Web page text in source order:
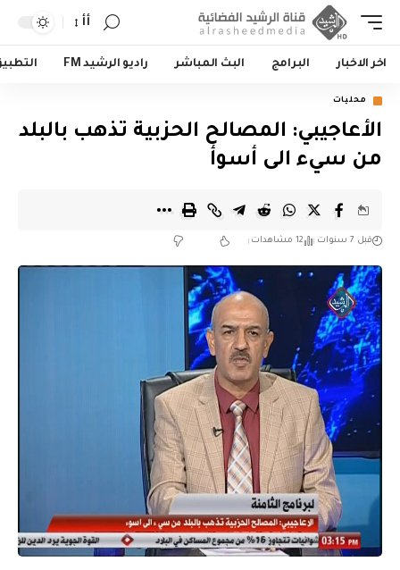
أأ
اخر الاخبار البرامج البث المباشر راديو الرشيد FM
محليات
الأعاجيبي: المصالح الحزبية تذهب بالبلد
من سيء الى أسوأ
قبل 7 سنوات 12 مشاهدات